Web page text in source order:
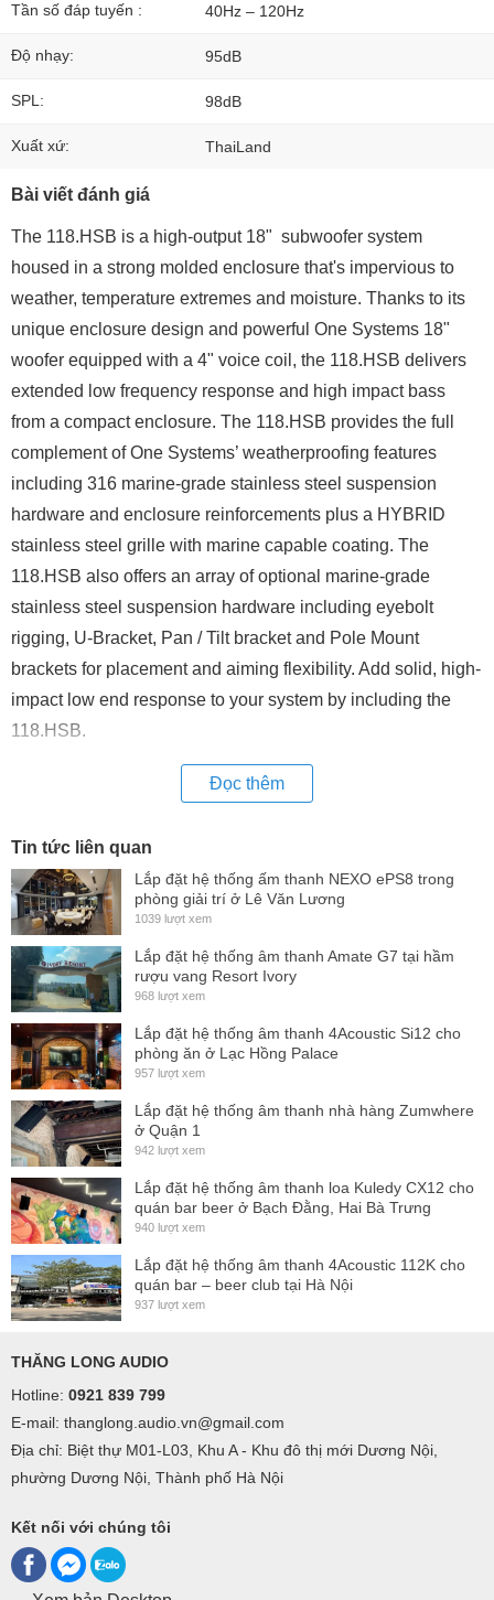
Tần số đáp tuyến : 40Hz – 120Hz
Độ nhạy: 95dB
SPL: 98dB
Xuất xứ: ThaiLand
Bài viết đánh giá
The 118.HSB is a high-output 18" subwoofer system
housed in a strong molded enclosure that's impervious to
weather, temperature extremes and moisture. Thanks to its
unique enclosure design and powerful One Systems 18"
woofer equipped with a 4" voice coil, the 118.HSB delivers
extended low frequency response and high impact bass
from a compact enclosure. The 118.HSB provides the full
complement of One Systems’ weatherproofing features
including 316 marine-grade stainless steel suspension
hardware and enclosure reinforcements plus a HYBRID
stainless steel grille with marine capable coating. The
118.HSB also offers an array of optional marine-grade
stainless steel suspension hardware including eyebolt
rigging, U-Bracket, Pan / Tilt bracket and Pole Mount
brackets for placement and aiming flexibility. Add solid, high-
impact low end response to your system by including the
118.HSB.
Đọc thêm
Tin tức liên quan
Lắp đặt hệ thống ấm thanh NEXO ePS8 trong
phòng giải trí ở Lê Văn Lương
1039 lượt xem
Lắp đặt hệ thống âm thanh Amate G7 tại hầm
rượu vang Resort Ivory
968 lượt xem
Lắp đặt hệ thống âm thanh 4Acoustic Si12 cho
phòng ăn ở Lạc Hồng Palace
957 lượt xem
Lắp đặt hệ thống âm thanh nhà hàng Zumwhere
ở Quận 1
942 lượt xem
Lắp đặt hệ thống âm thanh loa Kuledy CX12 cho
quán bar beer ở Bạch Đằng, Hai Bà Trưng
940 lượt xem
Lắp đặt hệ thống âm thanh 4Acoustic 112K cho
quán bar – beer club tại Hà Nội
937 lượt xem
THĂNG LONG AUDIO
Hotline: 0921 839 799
E-mail: thanglong.audio.vn@gmail.com
Địa chỉ: Biệt thự M01-L03, Khu A - Khu đô thị mới Dương Nội,
phường Dương Nội, Thành phố Hà Nội
Kết nối với chúng tôi